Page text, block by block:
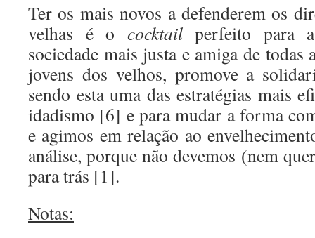
Ter os mais novos a defenderem os
velhas é o cocktailperfeito para
sociedade mais justa e amiga de todas
jovens dos velhos, promove a
sendo esta uma das estratégias mais
idadismo [6] e para mudar a forma
e agimos em relação ao
análise, porque não devemos (nem
para trás [1].
Notas: